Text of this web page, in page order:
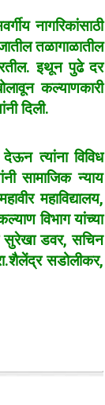
नागरिकांसाठी
तळागाळातील
इथून पुढे दर
कल्याणकारी
दिली.
देऊन त्यांना विविध
सामाजिक न्याय
महाविद्यालय,
विभाग यांच्या
सुरेखा डवर, सचिन
सडोलीकर,